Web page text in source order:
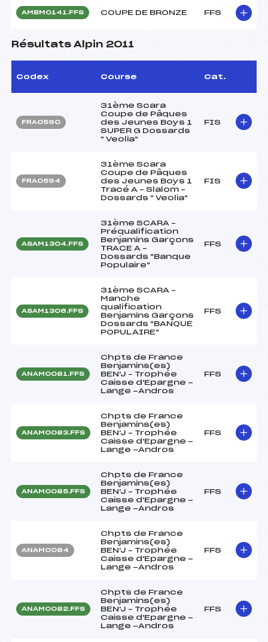
AMBM0141.FFS COUPE DE BRONZE FFS
Résultats Alpin 2011
Codex Course Cat.
FRA0590
31ème Scara
Coupe de Pâques
des Jeunes Boys 1
SUPER G Dossards
" Veolia"
FIS
FRA0594
31ème Scara
Coupe de Pâques
des Jeunes Boys 1
Tracé A – Slalom –
Dossards " Veolia"
FIS
ASAM1304.FFS
31ème SCARA –
Préqualification
Benjamins Garçons
TRACE A –
Dossards "Banque
Populaire"
FFS
ASAM1306.FFS
31ème SCARA –
Manche
qualification
Benjamins Garçons
Dossards "BANQUE
POPULAIRE"
FFS
ANAM0081.FFS
Chpts de France
Benjamins(es)
BEN'J – Trophée
Caisse d'Epargne -
Lange -Andros
FFS
ANAM0083.FFS
Chpts de France
Benjamins(es)
BEN'J – Trophée
Caisse d'Epargne -
Lange -Andros
FFS
ANAM0085.FFS
Chpts de France
Benjamins(es)
BEN'J – Trophée
Caisse d'Epargne -
Lange -Andros
FFS
ANAM0084
Chpts de France
Benjamins(es)
BEN'J – Trophée
Caisse d'Epargne -
Lange -Andros
FFS
ANAM0082.FFS
Chpts de France
Benjamins(es)
BEN'J – Trophée
Caisse d'Epargne -
Lange -Andros
FFS